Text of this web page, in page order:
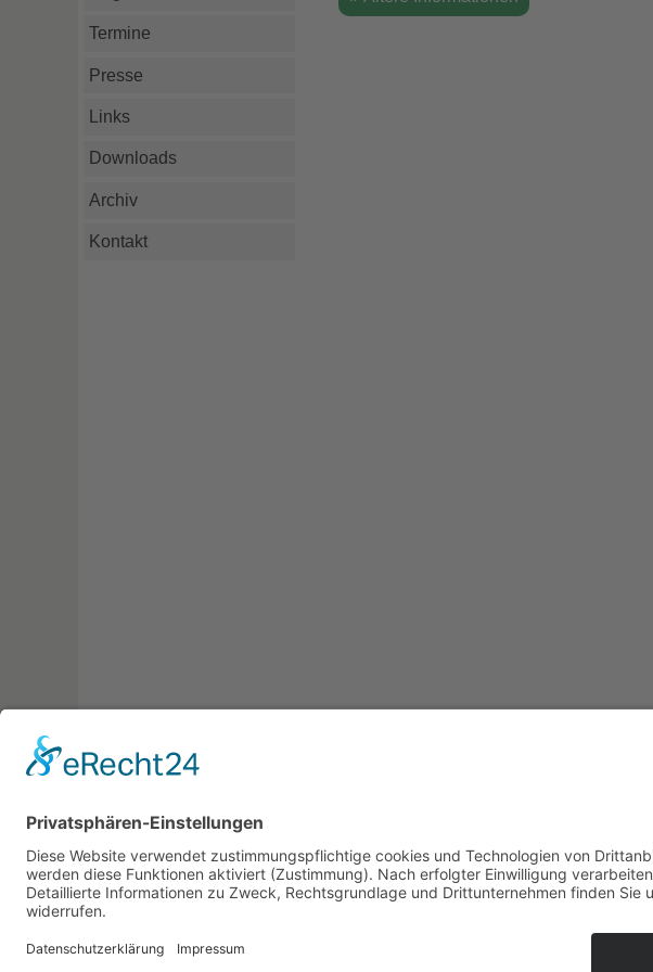
Termine
Presse
Links
Downloads
Archiv
Kontakt
© 2026 • KBR - Kreisbehindertenrat im Landkreis Oldenburg